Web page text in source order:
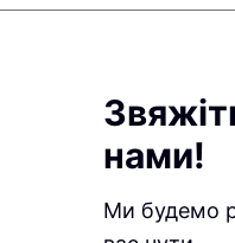
нами!
Ми будемо